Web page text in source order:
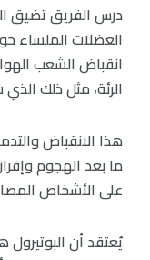
درس الفريق تضيق
العضلات الملساء
انقباض الشعب
الرئة، مثل ذلك
هذا الانقباض
ما بعد الهجوم
على الأشخاص
يُعتقد أن